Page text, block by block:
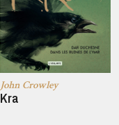
John Crowley
Kra